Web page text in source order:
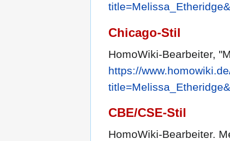
Chicago-Stil
HomoWiki-Bearbeiter,
https://
CBE/CSE-Stil
HomoWiki-Bearbeiter.